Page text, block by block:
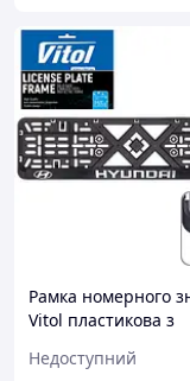
Рамка номерного
Vitol пластикова з
HYUNDAI (чорна)
Недоступний